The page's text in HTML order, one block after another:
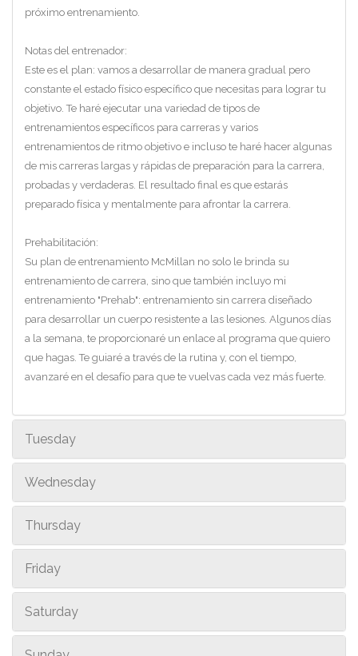
próximo entrenamiento.
Notas del entrenador:
Este es el plan: vamos a desarrollar de manera gradual pero
constante el estado físico específico que necesitas para lograr tu
objetivo. Te haré ejecutar una variedad de tipos de
entrenamientos específicos para carreras y varios
entrenamientos de ritmo objetivo e incluso te haré hacer algunas
de mis carreras largas y rápidas de preparación para la carrera,
probadas y verdaderas. El resultado final es que estarás
preparado física y mentalmente para afrontar la carrera.
Prehabilitación:
Su plan de entrenamiento McMillan no solo le brinda su
entrenamiento de carrera, sino que también incluyo mi
entrenamiento "Prehab": entrenamiento sin carrera diseñado
para desarrollar un cuerpo resistente a las lesiones. Algunos días
a la semana, te proporcionaré un enlace al programa que quiero
que hagas. Te guiaré a través de la rutina y, con el tiempo,
avanzaré en el desafío para que te vuelvas cada vez más fuerte.
Tuesday
Wednesday
Thursday
Friday
Saturday